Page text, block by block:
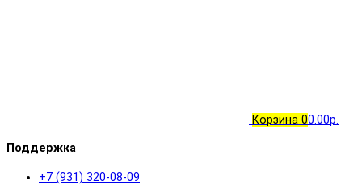
Корзина 00.00р.
Поддержка
+7 (931) 320-08-09